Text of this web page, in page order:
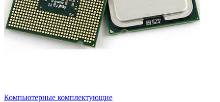
Компьютерные комплектующие